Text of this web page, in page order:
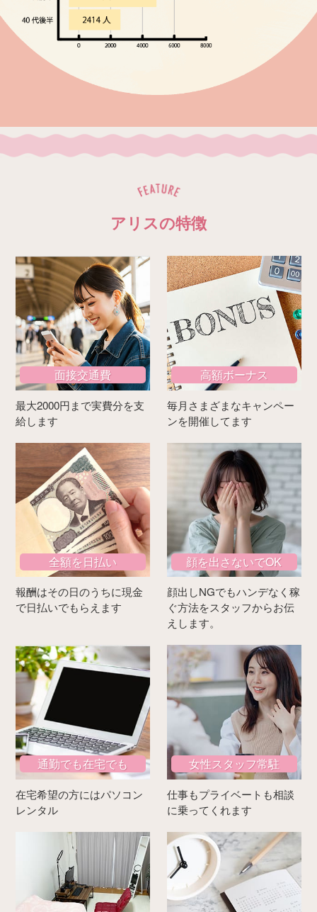
アリスの特徴
面接交通費
最大2000円まで実費分を支
給します
高額ボーナス
毎月さまざまなキャンペー
ンを開催してます
全額を日払い
報酬はその日のうちに現金
で日払いでもらえます
顔を出さないでOK
顔出しNGでもハンデなく稼
ぐ方法をスタッフからお伝
えします。
通勤でも在宅でも
在宅希望の方にはパソコン
レンタル
女性スタッフ常駐
仕事もプライベートも相談
に乗ってくれます